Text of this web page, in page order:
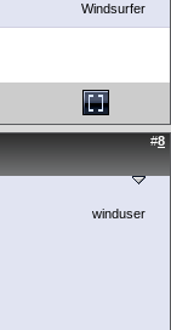
Windsurfer
#8
winduser